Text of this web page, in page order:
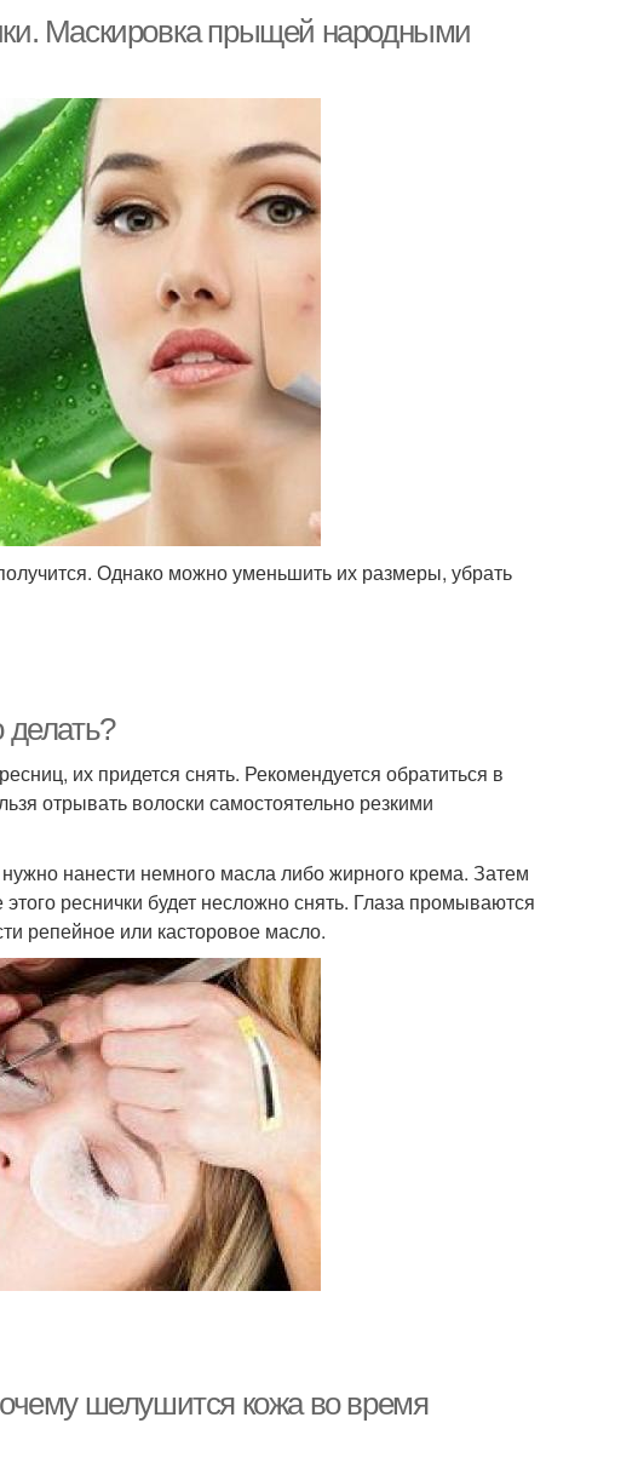
Маскировка прыщей народными
Однако можно уменьшить их размеры, убрать
их придется снять. Рекомендуется обратиться в
отрывать волоски самостоятельно резкими
нанести немного масла либо жирного крема. Затем
реснички будет несложно снять. Глаза промываются
репейное или касторовое масло.
шелушится кожа во время